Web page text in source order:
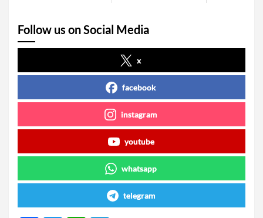
Follow us on Social Media
x
facebook
instagram
youtube
whatsapp
telegram